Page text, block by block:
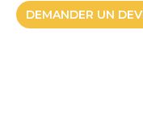
DEMANDER UN